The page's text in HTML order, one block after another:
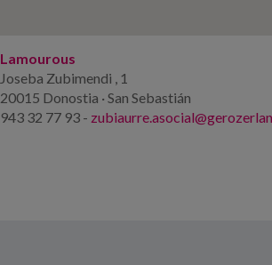
Lamourous
Joseba Zubimendi , 1
20015 Donostia · San Sebastián
943 32 77 93 -